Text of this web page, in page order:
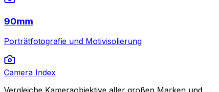
90mm
Porträtfotografie und Motivisolierung
Camera Index
Vergleiche Kameraobjektive aller großen Marken und